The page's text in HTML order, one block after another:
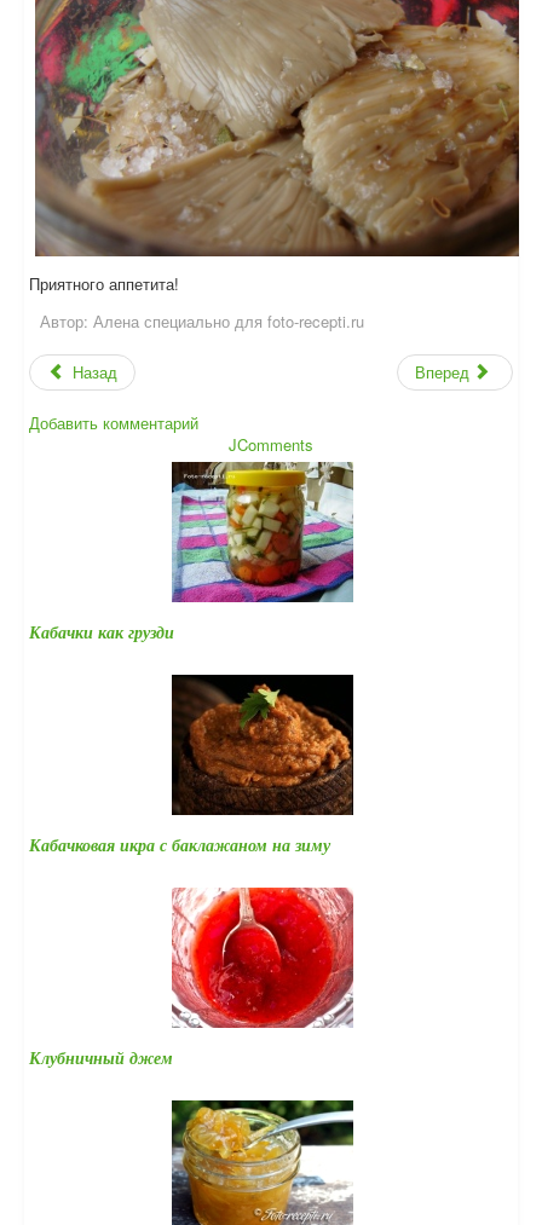
Приятного аппетита!
Автор: Алена специально для foto-recepti.ru
Назад Вперед
Добавить комментарий
JComments
Кабачки как грузди
Кабачковая икра с баклажаном на зиму
Клубничный джем